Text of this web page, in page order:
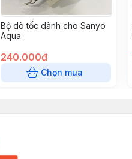
Bộ dò tốc dành cho Sanyo
Aqua
240.000đ
Chọn mua